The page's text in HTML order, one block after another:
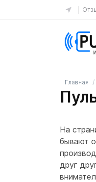
Главная
На
бывают
друг